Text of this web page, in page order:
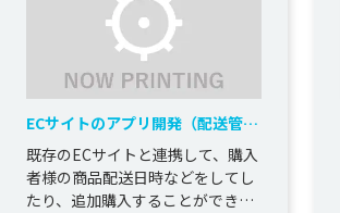
ECサイトのアプリ開発（配送管理
及び追加購入アプリ）※オフショ
アで作られていたもののリプレイ
ス
既存のECサイトと連携して、購入
者様の商品配送日時などをしてし
たり、追加購入することができる